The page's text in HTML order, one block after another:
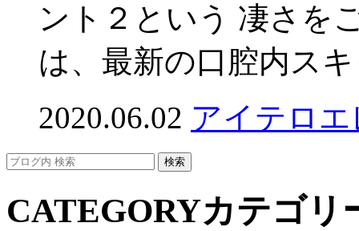
ント２という 凄さを
は、最新の口腔内ス
2020.06.02 アイテロ
CATEGORYカテゴリ